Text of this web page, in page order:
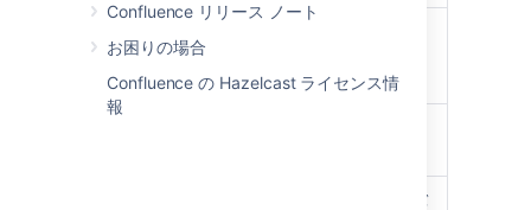
Confluence リリース ノート
お困りの場合
Confluence の Hazelcast ライセンス情
報
ョンを復元
す。
前のバージョンまたは次のバ